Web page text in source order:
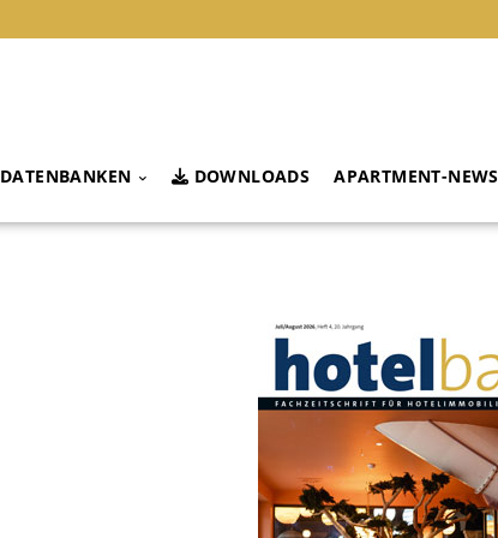
DATENBANKEN DOWNLOADS APARTMENT-NEWS